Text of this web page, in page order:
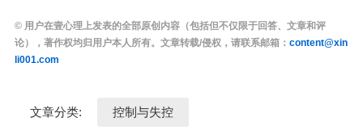
© 用户在壹心理上发表的全部原创内容（包括但不仅限于回答、文章和评
论），著作权均归用户本人所有。文章转载/侵权，请联系邮箱： content@xin
li001.com
文章分类: 控制与失控